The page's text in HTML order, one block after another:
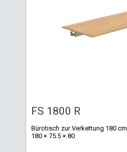
FS 1800 R
Bürotisch zur Verkettung 180 cm
180 × 75.5 × 80